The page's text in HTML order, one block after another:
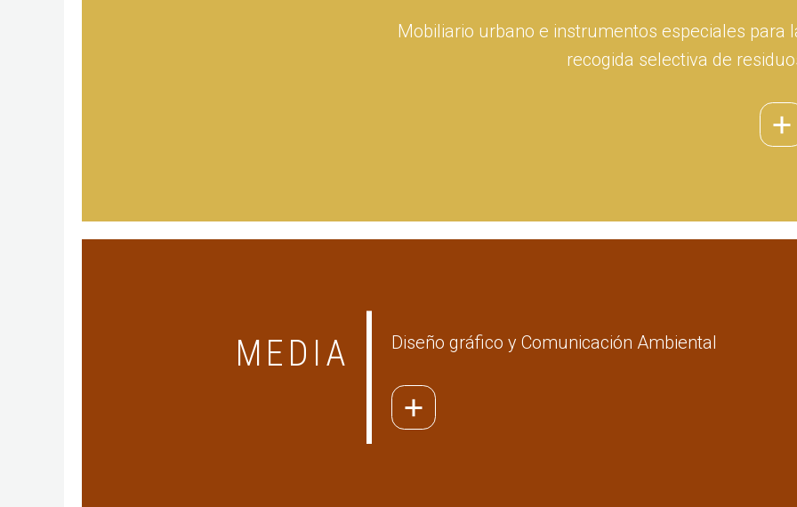
Mobiliario urbano e instrumentos especiales para
recogida selectiva de
MEDIA Diseño gráfico y Comunicación Ambiental